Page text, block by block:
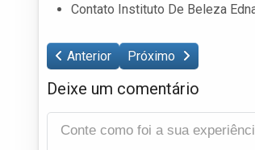
Contato Instituto De Beleza
Anterior Próximo
Deixe um comentário